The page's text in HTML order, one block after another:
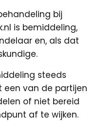
bij
is bemiddeling,
en, als dat
steeds
van de partijen
of niet bereid
af te wijken.